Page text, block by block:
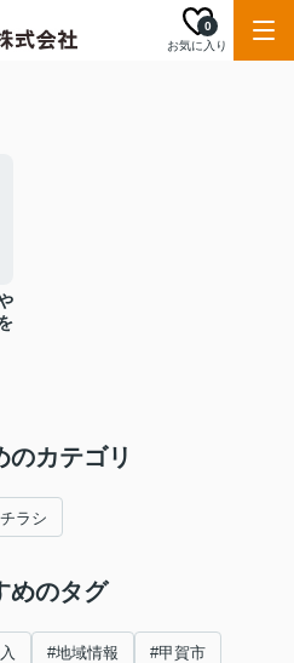
お気に入り
0
のカテゴリ
チラシ
めのタグ
#地域情報 #甲賀市